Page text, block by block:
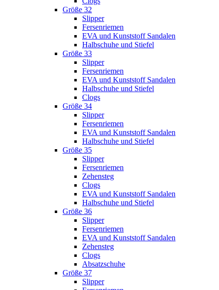
Größe 32
Slipper
Fersenriemen
EVA und Kunststoff Sandalen
Halbschuhe und Stiefel
Größe 33
Slipper
Fersenriemen
EVA und Kunststoff Sandalen
Halbschuhe und Stiefel
Clogs
Größe 34
Slipper
Fersenriemen
EVA und Kunststoff Sandalen
Halbschuhe und Stiefel
Größe 35
Slipper
Fersenriemen
Zehensteg
Clogs
EVA und Kunststoff Sandalen
Halbschuhe und Stiefel
Größe 36
Slipper
Fersenriemen
EVA und Kunststoff Sandalen
Zehensteg
Clogs
Absatzschuhe
Größe 37
Slipper